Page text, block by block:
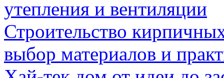
утепления и вентиляции
Строительство
выбор материалов и